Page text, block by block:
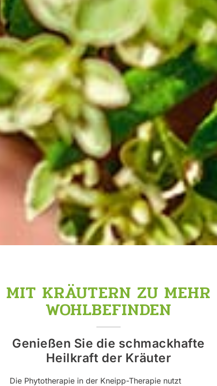
MIT KRÄUTERN ZU MEHR
WOHLBEFINDEN
Genießen Sie die schmackhafte
Heilkraft der Kräuter
Die Phytotherapie in der Kneipp-Therapie nutzt